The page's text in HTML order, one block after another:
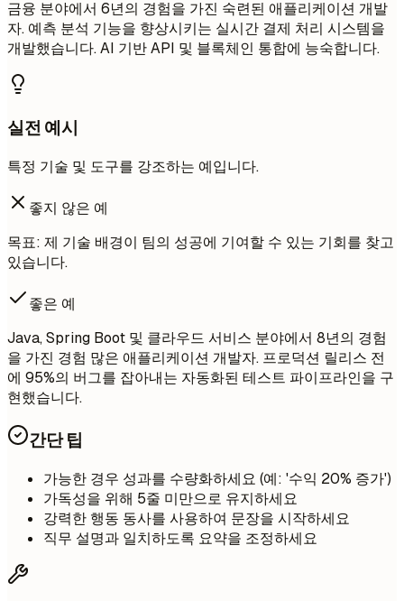
금융 분야에서 6년의 경험을 가진 숙련된 애플리케이션 개발
자. 예측 분석 기능을 향상시키는 실시간 결제 처리 시스템을
개발했습니다. AI 기반 API 및 블록체인 통합에 능숙합니다.
실전 예시
특정 기술 및 도구를 강조하는 예입니다.
좋지 않은 예
목표: 제 기술 배경이 팀의 성공에 기여할 수 있는 기회를 찾고
있습니다.
좋은 예
Java, Spring Boot 및 클라우드 서비스 분야에서 8년의 경험
을 가진 경험 많은 애플리케이션 개발자. 프로덕션 릴리스 전
에 95%의 버그를 잡아내는 자동화된 테스트 파이프라인을 구
현했습니다.
간단 팁
가능한 경우 성과를 수량화하세요 (예: '수익 20% 증가')
가독성을 위해 5줄 미만으로 유지하세요
강력한 행동 동사를 사용하여 문장을 시작하세요
직무 설명과 일치하도록 요약을 조정하세요